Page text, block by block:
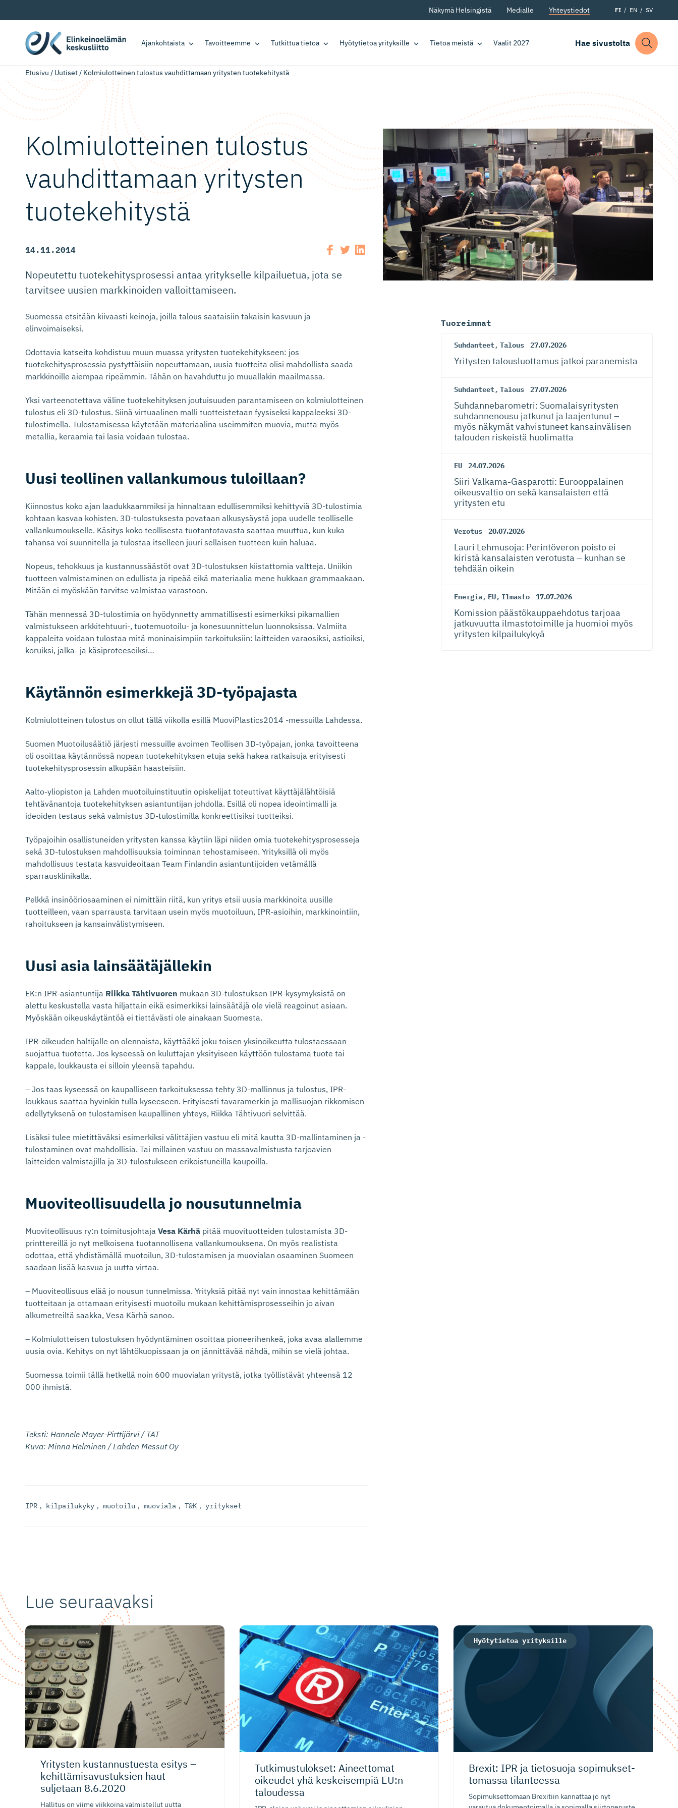
Näkymä Helsingistä Medialle Yhteystiedot FI EN SV
Ajankohtaista Tavoitteemme Tutkittua tietoa Hyötytietoa yrityksille Tietoa meistä Vaalit 2027 Hae sivustolta
Etusivu / Uutiset/ Kolmiulotteinen tulostus vauhdittamaan yritysten tuotekehitystä
Kolmiulot­teinen tulostus
vauhdittamaan yritysten
tuotekehitystä
14.11.2014
Nopeutettu tuotekehitysprosessi antaa yritykselle kilpailuetua, jota se
tarvitsee uusien markkinoiden valloittamiseen.
Suomessa etsitään kiivaasti keinoja, joilla talous saataisiin takaisin kasvuun ja
elinvoimaiseksi.
Odottavia katseita kohdistuu muun muassa yritysten tuotekehitykseen: jos
tuotekehitysprosessia pystyttäisiin nopeuttamaan, uusia tuotteita olisi mahdollista saada
markkinoille aiempaa ripeämmin. Tähän on havahduttu jo muuallakin maailmassa.
Yksi varteenotettava väline tuotekehityksen joutuisuuden parantamiseen on kolmiulotteinen
tulostus eli 3D-tulostus. Siinä virtuaalinen malli tuotteistetaan fyysiseksi kappaleeksi 3D-
tulostimella. Tulostamisessa käytetään materiaalina useimmiten muovia, mutta myös
metallia, keraamia tai lasia voidaan tulostaa.
Uusi teollinen vallankumous tuloillaan?
Kiinnostus koko ajan laadukkaammiksi ja hinnaltaan edullisemmiksi kehittyviä 3D-tulostimia
kohtaan kasvaa kohisten. 3D-tulostuksesta povataan alkusysäystä jopa uudelle teolliselle
vallankumoukselle. Käsitys koko teollisesta tuotantotavasta saattaa muuttua, kun kuka
tahansa voi suunnitella ja tulostaa itselleen juuri sellaisen tuotteen kuin haluaa.
Nopeus, tehokkuus ja kustannussäästöt ovat 3D-tulostuksen kiistattomia valtteja. Uniikin
tuotteen valmistaminen on edullista ja ripeää eikä materiaalia mene hukkaan grammaakaan.
Mitään ei myöskään tarvitse valmistaa varastoon.
Tähän mennessä 3D-tulostimia on hyödynnetty ammatillisesti esimerkiksi pikamallien
valmistukseen arkkitehtuuri-, tuotemuotoilu- ja konesuunnittelun luonnoksissa. Valmiita
kappaleita voidaan tulostaa mitä moninaisimpiin tarkoituksiin: laitteiden varaosiksi, astioiksi,
koruiksi, jalka- ja käsiproteeseiksi…
Käytännön esimerkkejä 3D-työpajasta
Kolmiulotteinen tulostus on ollut tällä viikolla esillä MuoviPlastics2014 -messuilla Lahdessa.
Suomen Muotoilusäätiö järjesti messuille avoimen Teollisen 3D-työpajan, jonka tavoitteena
oli osoittaa käytännössä nopean tuotekehityksen etuja sekä hakea ratkaisuja erityisesti
tuotekehitysprosessin alkupään haasteisiin.
Aalto-yliopiston ja Lahden muotoiluinstituutin opiskelijat toteuttivat käyttäjälähtöisiä
tehtävänantoja tuotekehityksen asiantuntijan johdolla. Esillä oli nopea ideointimalli ja
ideoiden testaus sekä valmistus 3D-tulostimilla konkreettisiksi tuotteiksi.
Työpajoihin osallistuneiden yritysten kanssa käytiin läpi niiden omia tuotekehitysprosesseja
sekä 3D-tulostuksen mahdollisuuksia toiminnan tehostamiseen. Yrityksillä oli myös
mahdollisuus testata kasvuideoitaan Team Finlandin asiantuntijoiden vetämällä
sparrausklinikalla.
Pelkkä insinööriosaaminen ei nimittäin riitä, kun yritys etsii uusia markkinoita uusille
tuotteilleen, vaan sparrausta tarvitaan usein myös muotoiluun, IPR-asioihin, markkinointiin,
rahoitukseen ja kansainvälistymiseen.
Uusi asia lainsäätä­jällekin
EK:n IPR-asiantuntija Riikka Tähtivuoren mukaan 3D-tulostuksen IPR-kysymyksistä on
alettu keskustella vasta hiljattain eikä esimerkiksi lainsäätäjä ole vielä reagoinut asiaan.
Myöskään oikeuskäytäntöä ei tiettävästi ole ainakaan Suomesta.
IPR-oikeuden haltijalle on olennaista, käyttääkö joku toisen yksinoikeutta tulostaessaan
suojattua tuotetta. Jos kyseessä on kuluttajan yksityiseen käyttöön tulostama tuote tai
kappale, loukkausta ei silloin yleensä tapahdu.
– Jos taas kyseessä on kaupalliseen tarkoituksessa tehty 3D-mallinnus ja tulostus, IPR-
loukkaus saattaa hyvinkin tulla kyseeseen. Erityisesti tavaramerkin ja mallisuojan rikkomisen
edellytyksenä on tulostamisen kaupallinen yhteys, Riikka Tähtivuori selvittää.
Lisäksi tulee mietittäväksi esimerkiksi välittäjien vastuu eli mitä kautta 3D-mallintaminen ja -
tulostaminen ovat mahdollisia. Tai millainen vastuu on massavalmistusta tarjoavien
laitteiden valmistajilla ja 3D-tulostukseen erikoistuneilla kaupoilla.
Muoviteol­li­suudella jo nousutunnelmia
Muoviteollisuus ry:n toimitusjohtaja Vesa Kärhä pitää muovituotteiden tulostamista 3D-
printtereillä jo nyt melkoisena tuotannollisena vallankumouksena. On myös realistista
odottaa, että yhdistämällä muotoilun, 3D-tulostamisen ja muovialan osaaminen Suomeen
saadaan lisää kasvua ja uutta virtaa.
– Muoviteollisuus elää jo nousun tunnelmissa. Yrityksiä pitää nyt vain innostaa kehittämään
tuotteitaan ja ottamaan erityisesti muotoilu mukaan kehittämisprosesseihin jo aivan
alkumetreiltä saakka, Vesa Kärhä sanoo.
– Kolmiulotteisen tulostuksen hyödyntäminen osoittaa pioneerihenkeä, joka avaa alallemme
uusia ovia. Kehitys on nyt lähtökuopissaan ja on jännittävää nähdä, mihin se vielä johtaa.
Suomessa toimii tällä hetkellä noin 600 muovialan yritystä, jotka työllistävät yhteensä 12
000 ihmistä.
Teksti: Hannele Mayer-Pirttijärvi / TAT
Kuva: Minna Helminen / Lahden Messut Oy
IPR , kilpailukyky , muotoilu , muoviala , T&K , yritykset
Tuoreimmat
Suhdanteet, Talous 27.07.2026
Yritysten talousluottamus jatkoi paranemista
Suhdanteet, Talous 27.07.2026
Suhdanneba­ro­metri: Suomalaisy­ri­tysten
suhdannenousu jatkunut ja laajentunut –
myös näkymät vahvistuneet kansainvälisen
talouden riskeistä huolimatta
EU 24.07.2026
Siiri Valkama-Gas­pa­rotti: Eurooppalainen
oikeusvaltio on sekä kansalaisten että
yritysten etu
Verotus 20.07.2026
Lauri Lehmusoja: Perintöveron poisto ei
kiristä kansalaisten verotusta – kunhan se
tehdään oikein
Energia, EU, Ilmasto 17.07.2026
Komission päästökaup­paehdotus tarjoaa
jatkuvuutta ilmastotoimille ja huomioi myös
yritysten kilpailukykyä
Lue seuraavaksi
Yritysten kustannus­tuesta esitys –
kehittämi­sa­vus­tuksien haut
suljetaan 8.6.2020
Hallitus on viime viikkoina valmistellut uutta
Tutkimustu­lokset: Aineettomat
oikeudet yhä keskeisempiä EU:n
taloudessa
Brexit: IPR ja tietosuoja sopimukset­
tomassa tilanteessa
Sopimuksettomaan Brexitiin kannattaa jo nyt
Hyötytietoa yrityksille